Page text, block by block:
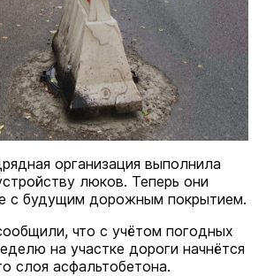
организация выполнила
люков. Теперь они
с будущим дорожным покрытием.
что с учётом погодных
на участке дороги начнётся
слоя асфальтобетона.